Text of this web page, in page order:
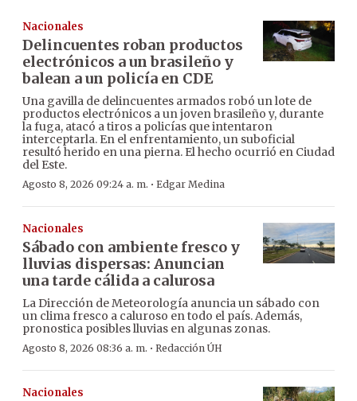
Nacionales
Delincuentes roban productos
electrónicos a un brasileño y
balean a un policía en CDE
Una gavilla de delincuentes armados robó un lote de
productos electrónicos a un joven brasileño y, durante
la fuga, atacó a tiros a policías que intentaron
interceptarla. En el enfrentamiento, un suboficial
resultó herido en una pierna. El hecho ocurrió en Ciudad
del Este.
Agosto 8, 2026 09:24 a. m. · Edgar Medina
Nacionales
Sábado con ambiente fresco y
lluvias dispersas: Anuncian
una tarde cálida a calurosa
La Dirección de Meteorología anuncia un sábado con
un clima fresco a caluroso en todo el país. Además,
pronostica posibles lluvias en algunas zonas.
Agosto 8, 2026 08:36 a. m. · Redacción ÚH
Nacionales